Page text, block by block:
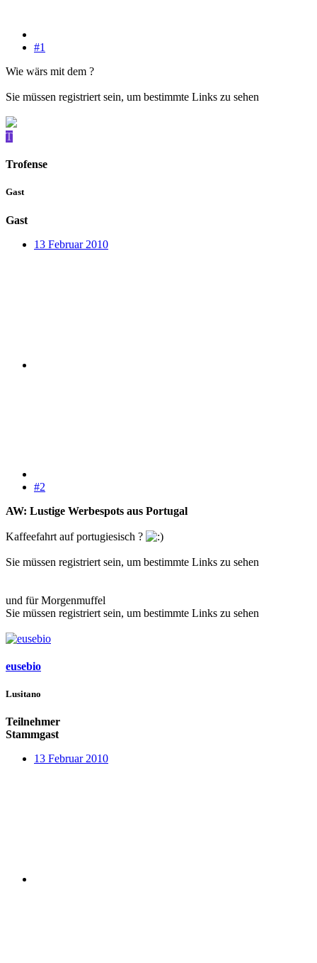
#1
Wie wärs mit dem ?
Sie müssen registriert sein, um bestimmte Links zu sehen
T
Trofense
Gast
Gast
13 Februar 2010
#2
AW: Lustige Werbespots aus Portugal
Kaffeefahrt auf portugiesisch ?
Sie müssen registriert sein, um bestimmte Links zu sehen
und für Morgenmuffel
Sie müssen registriert sein, um bestimmte Links zu sehen
eusebio
Lusitano
Teilnehmer
Stammgast
13 Februar 2010